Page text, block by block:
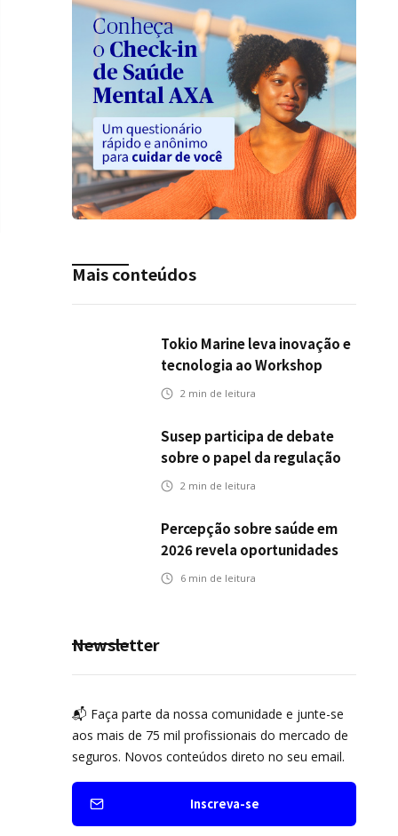
Mais conteúdos
Tokio Marine leva inovação e
tecnologia ao Workshop
Integrativo da Poli-USP
2 min de leitura
Susep participa de debate
sobre o papel da regulação
na transição climática
2 min de leitura
Percepção sobre saúde em
2026 revela oportunidades
para o mercado de seguros
6 min de leitura
Newsletter
📬 Faça parte da nossa comunidade e junte-se
aos mais de 75 mil profissionais do mercado de
seguros. Novos conteúdos direto no seu email.
Inscreva-se